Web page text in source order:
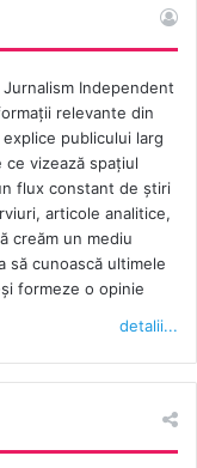
Independent
relevante din
publicului larg
vizează spațiul
flux constant de ştiri
articole analitice,
creăm un mediu
să cunoască ultimele
formeze o opinie
detalii...